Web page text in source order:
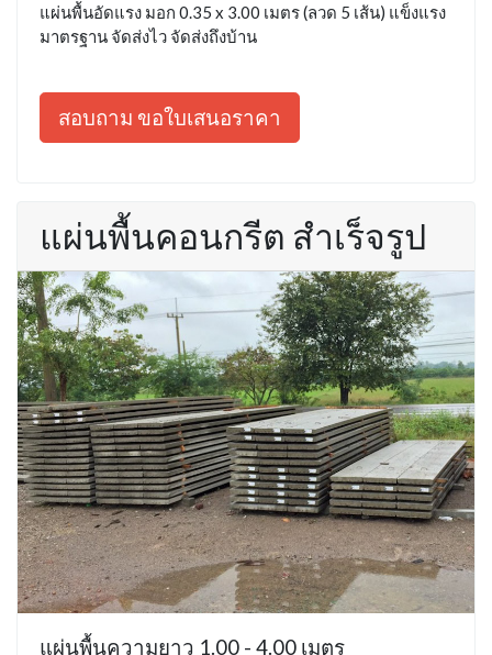
แผ่นพื้นอัดแรง มอก 0.35 x 3.00 เมตร (ลวด 5 เส้น) แข็งแรง
มาตรฐาน จัดส่งไว จัดส่งถึงบ้าน
สอบถาม ขอใบเสนอราคา
แผ่นพื้นคอนกรีต สำเร็จรูป
แผ่นพื้นความยาว 1.00 - 4.00 เมตร